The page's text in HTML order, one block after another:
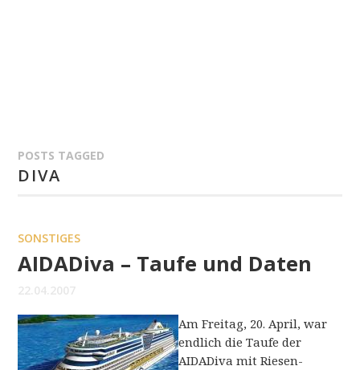
POSTS TAGGED
DIVA
SONSTIGES
AIDADiva – Taufe und Daten
22.04.2007
Am Freitag, 20. April, war
endlich die Taufe der
AIDADiva mit Riesen-